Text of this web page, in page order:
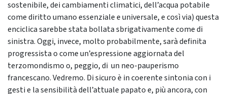
sostenibile, dei cambiamenti climatici, dell’acqua potabile
come diritto umano essenziale e universale, e così via) questa
enciclica sarebbe stata bollata sbrigativamente come di
sinistra. Oggi, invece, molto probabilmente, sarà definita
progressista o come un’espressione aggiornata del
terzomondismo o, peggio, di un neo-pauperismo
francescano. Vedremo. Di sicuro è in coerente sintonia con i
gesti e la sensibilità dell’attuale papato e, più ancora, con